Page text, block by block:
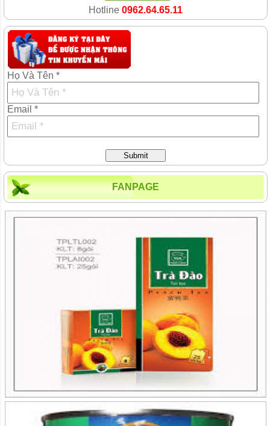
Hotline 0962.64.65.11
Họ Và Tên *
Email *
Submit
FANPAGE